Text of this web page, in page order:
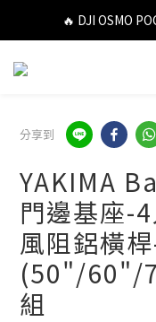
🔥 DJI OSMO
🔥 DJI OSMO
🔥 Insta360
🔥 DJI OSMO
分享到
YAKIMA
門邊基座-
風阻鋁橫
(50"/60"/
組